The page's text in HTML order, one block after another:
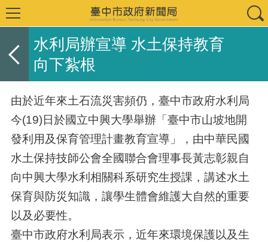
水利局辦宣導 水土保持教育
向下紮根
由於近年來土石流災害頻仍，臺中市政府水利局
今(19)日於國立中興大學舉辦「臺中市山坡地開
發利用及保育管理計畫教育宣導」，由中華民國
水土保持技師公會全國聯合會理事長黃志彰親自
向中興大學水利相關科系研究生授課，講述水土
保育與防災知識，讓學生體會維護大自然的重要
以及必要性。
臺中市政府水利局表示，近年來環境保護以及生